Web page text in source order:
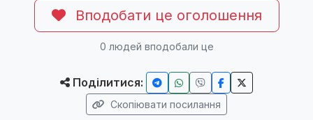
Вподобати це оголошення
0 людей вподобали це
Поділитися:
Скопіювати посилання